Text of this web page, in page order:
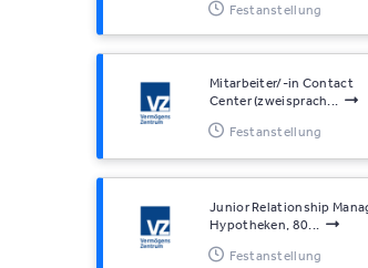
Festanstellung
Mitarbeiter/-in Contact
Center (zweisprach...
Festanstellung
Junior Relationship
Hypotheken, 80...
Festanstellung